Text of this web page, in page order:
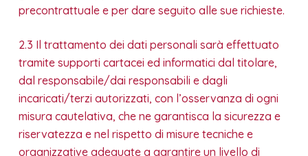
precontrattuale e per dare seguito alle sue richieste.
2.3 Il trattamento dei dati personali sarà effettuato
tramite supporti cartacei ed informatici dal titolare,
dal responsabile/dai responsabili e dagli
incaricati/terzi autorizzati, con l’osservanza di ogni
misura cautelativa, che ne garantisca la sicurezza e
riservatezza e nel rispetto di misure tecniche e
organizzative adeguate a garantire un livello di